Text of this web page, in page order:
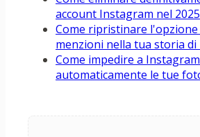
account Instagram nel 2025
Come ripristinare
menzioni nella tua storia
Come impedire a
automaticamente le tue